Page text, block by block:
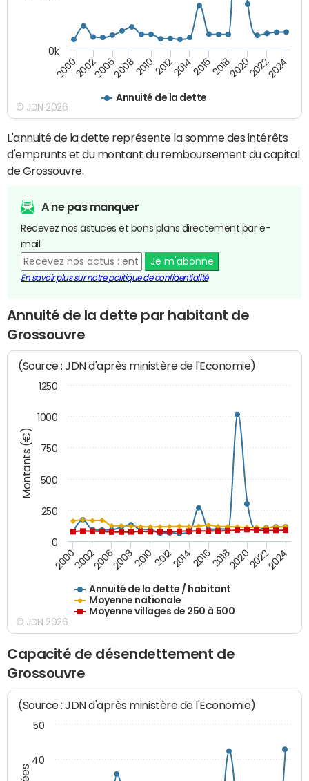
Annuité de la dette
200020022006200820102012201420162018202020222024
0k
© JDN 2026
L'annuité de la dette représente la somme des intérêts
d'emprunts et du montant du remboursement du capital
de Grossouvre.
A ne pas manquer
Recevez nos astuces et bons plans directement par e-
mail.
Je m'abonne
En savoir plus sur notre politique de confidentialité
Annuité de la dette par habitant de
Grossouvre
Montants (€)
(Source : JDN d'après ministère de l'Economie)
Annuité de la dette / habitant
Moyenne nationale
Moyenne villages de 250 à 500
200020022006200820102012201420162018202020222024
0
250
500
750
1000
1250
© JDN 2026
Capacité de désendettement de
Grossouvre
(Source : JDN d'après ministère de l'Economie)
40
50